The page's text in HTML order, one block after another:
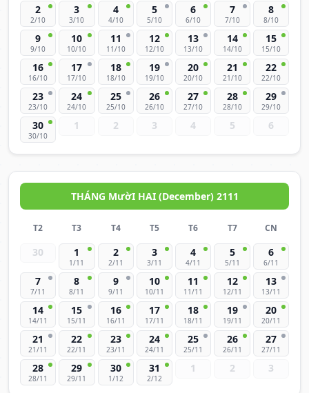
2
2/10
3
3/10
4
4/10
5
5/10
6
6/10
7
7/10
8
8/10
9
9/10
10
10/10
11
11/10
12
12/10
13
13/10
14
14/10
15
15/10
16
16/10
17
17/10
18
18/10
19
19/10
20
20/10
21
21/10
22
22/10
23
23/10
24
24/10
25
25/10
26
26/10
27
27/10
28
28/10
29
29/10
30
30/10
1 2 3 4 5 6
THÁNG MườI HAI (December) 2111
T2 T3 T4 T5 T6 T7 CN
30 1
1/11
2
2/11
3
3/11
4
4/11
5
5/11
6
6/11
7
7/11
8
8/11
9
9/11
10
10/11
11
11/11
12
12/11
13
13/11
14
14/11
15
15/11
16
16/11
17
17/11
18
18/11
19
19/11
20
20/11
21
21/11
22
22/11
23
23/11
24
24/11
25
25/11
26
26/11
27
27/11
28
28/11
29
29/11
30
1/12
31
2/12
1 2 3